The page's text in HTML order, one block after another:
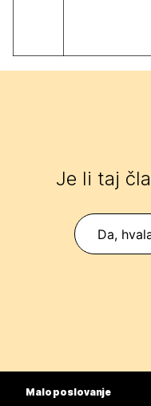
Je li taj
Da,
Malo poslovanje